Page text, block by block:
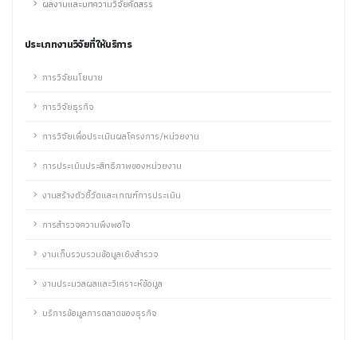
ผลงานและบทความวิจัยคัดสรร
ประเภทงานวิจัยที่ให้บริการ
การวิจัยนโยบาย
การวิจัยธุรกิจ
การวิจัยเพื่อประเมินผลโครงการ/หน่วยงาน
การประเมินประสิทธิภาพของหน่วยงาน
งานสร้างตัวชี้วัดและเกณฑ์การประเมิน
การสำรวจความพึงพอใจ
งานเก็บรวบรวมข้อมูลเชิงสำรวจ
งานประมวลผลและวิเคราะห์ข้อมูล
บริการข้อมูลการตลาดของธุรกิจ